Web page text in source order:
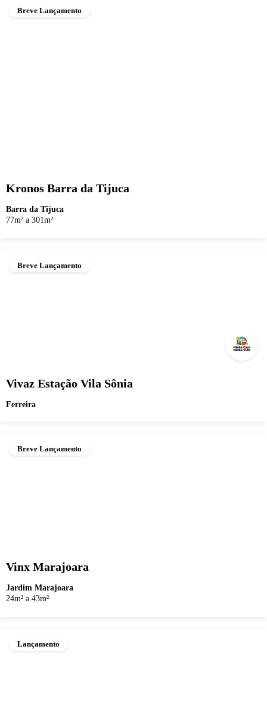
Breve Lançamento
Kronos Barra da Tijuca
Barra da Tijuca
77m² a 301m²
Breve Lançamento
Vivaz Estação Vila Sônia
Ferreira
Breve Lançamento
Vinx Marajoara
Jardim Marajoara
24m² a 43m²
Lançamento